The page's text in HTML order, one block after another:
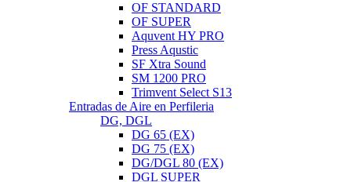
OF STANDARD
OF SUPER
Aquvent HY PRO
Press Aqustic
SF Xtra Sound
SM 1200 PRO
Trimvent Select S13
Entradas de Aire en Perfileria
DG, DGL
DG 65 (EX)
DG 75 (EX)
DG/DGL 80 (EX)
DGL SUPER